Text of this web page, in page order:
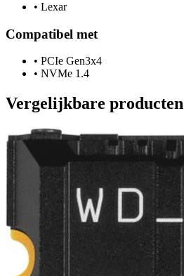
• Lexar
Compatibel met
• PCIe Gen3x4
• NVMe 1.4
Vergelijkbare producten